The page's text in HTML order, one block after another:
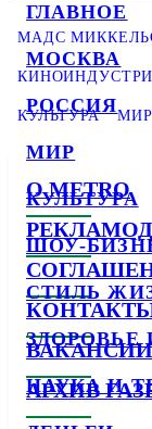
ГЛАВНОЕ
МОСКВА
РОССИЯ
МИР
КУЛЬТУРА
ШОУ-
СТИЛЬ
ЗДОРОВЬЕ
НАУКА И
МАДС
КУЛЬТУРА МИР
О METRO
ВАКАНСИИ
АРХИВ